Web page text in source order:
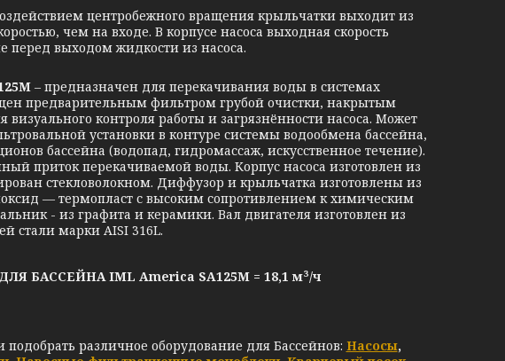
центробежного вращения крыльчатки выходит из
чем на входе. В корпусе насоса выходная скорость
перед выходом жидкости из насоса.
– предназначен для перекачивания воды в системах
предварительным фильтром грубой очистки, накрытым
контроля работы и загрязнённости насоса. Может
установки в контуре системы водообмена бассейна,
бассейна (водопад, гидромассаж, искусственное течение).
приток перекачиваемой воды. Корпус насоса изготовлен из
стекловолокном. Диффузор и крыльчатка изготовлены из
— термопласт с высоким сопротивлением к химическим
- из графита и керамики. Вал двигателя изготовлен из
стали марки AISI 316L.
БАССЕЙНА IML America SA125М = 18,1 м³/ч
различное оборудование для Бассейнов: Насосы,